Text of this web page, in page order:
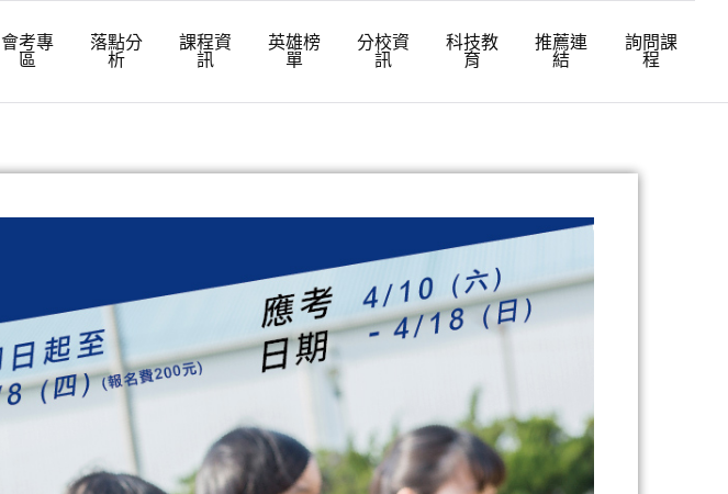
會考專
區
落點分
析
課程資
訊
英雄榜
單
分校資
訊
科技教
育
推薦連
結
詢問課
程